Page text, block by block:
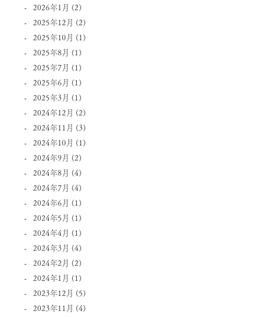
2026年1月 (2)
2025年12月 (2)
2025年10月 (1)
2025年8月 (1)
2025年7月 (1)
2025年6月 (1)
2025年3月 (1)
2024年12月 (2)
2024年11月 (3)
2024年10月 (1)
2024年9月 (2)
2024年8月 (4)
2024年7月 (4)
2024年6月 (1)
2024年5月 (1)
2024年4月 (1)
2024年3月 (4)
2024年2月 (2)
2024年1月 (1)
2023年12月 (5)
2023年11月 (4)